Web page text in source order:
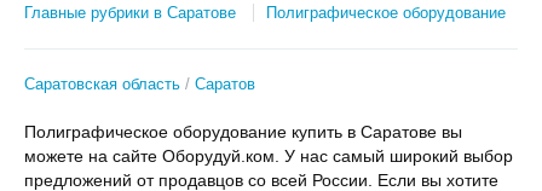
Главные рубрики в Саратове Полиграфическое оборудование
Саратовская область Саратов
Полиграфическое оборудование купить в Саратове вы
можете на сайте Оборудуй.ком. У нас самый широкий выбор
предложений от продавцов со всей России. Если вы хотите